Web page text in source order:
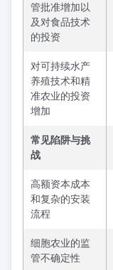
管批准增加以
及对食品技术
的投资
对可持续水产
养殖技术和精
准农业的投资
增加
常见陷阱与挑
战
高额资本成本
和复杂的安装
流程
细胞农业的监
管不确定性